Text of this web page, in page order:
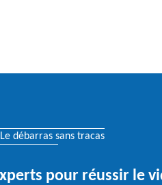
débarras sans tracas
pour réussir le